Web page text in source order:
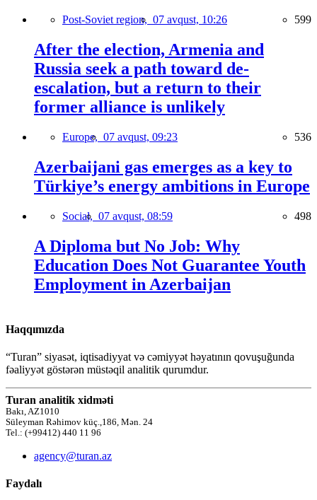
Post-Soviet region, 07 avqust, 10:26 599
After the election, Armenia and
Russia seek a path toward de-
escalation, but a return to their
former alliance is unlikely
Europe, 07 avqust, 09:23 536
Azerbaijani gas emerges as a key to
Türkiye’s energy ambitions in Europe
Social, 07 avqust, 08:59 498
A Diploma but No Job: Why
Education Does Not Guarantee Youth
Employment in Azerbaijan
Haqqımızda
“Turan” siyasət, iqtisadiyyat və cəmiyyət həyatının qovuşuğunda
fəaliyyət göstərən müstəqil analitik qurumdur.
Turan analitik xidməti
Bakı, AZ1010
Süleyman Rəhimov küç.,186, Mən. 24
Tel.: (+99412) 440 11 96
agency@turan.az
Faydalı